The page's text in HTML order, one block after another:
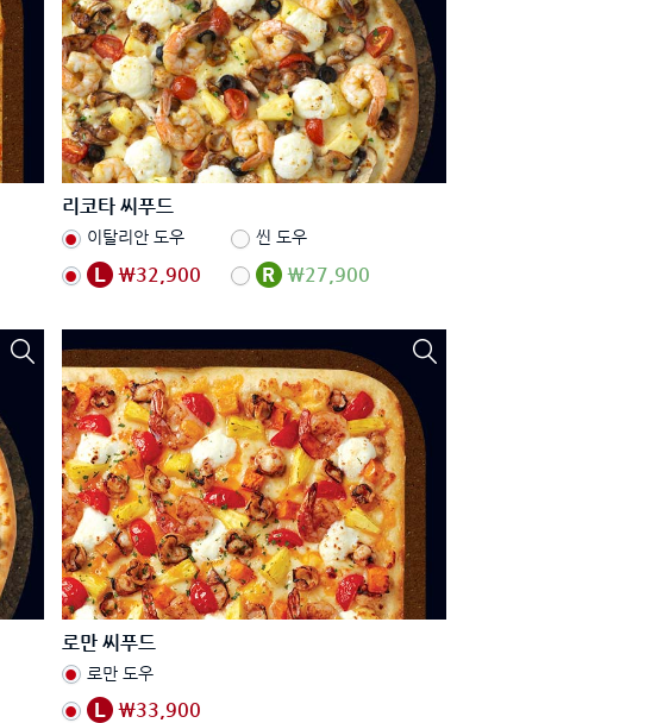
리코타 씨푸드
이탈리안 도우 씬 도우
₩32,900 ₩27,900
로만 씨푸드
로만 도우
₩33,900